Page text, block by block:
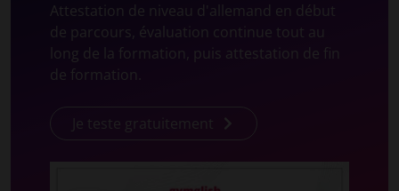
Attestation de niveau d'allemand en début
de parcours, évaluation continue tout au
long de la formation, puis attestation de fin
de formation.
Je teste gratuitement